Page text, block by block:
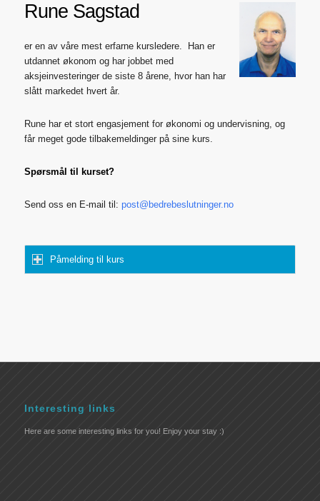
Rune Sagstad
er en av våre mest erfarne kursledere. Han er
utdannet økonom og har jobbet med
aksjeinvesteringer de siste 8 årene, hvor han har
slått markedet hvert år.
Rune har et stort engasjement for økonomi og undervisning, og
får meget gode tilbakemeldinger på sine kurs.
Spørsmål til kurset?
Send oss en E-mail til: post@bedrebeslutninger.no
Påmelding til kurs
Interesting links
Here are some interesting links for you! Enjoy your stay :)